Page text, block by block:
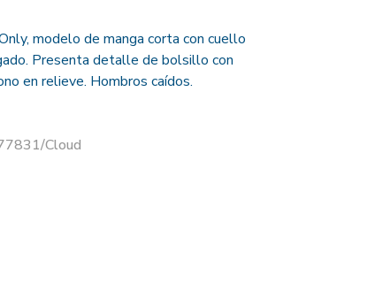
modelo de manga corta con cuello
Presenta detalle de bolsillo con
en relieve. Hombros caídos.
Cloud